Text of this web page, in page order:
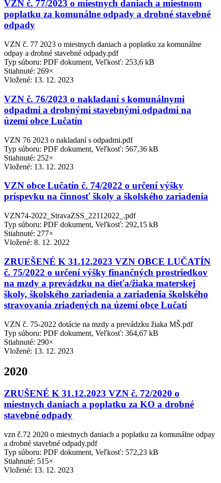
VZN č. 77/2023 o miestnych daniach a miestnom
poplatku za komunálne odpady a drobné stavebné
odpady
VZN č. 77 2023 o miestnych daniach a poplatku za komunálne
odpay a drobné stavebné odpady.pdf
Typ súboru: PDF dokument, Veľkosť: 253,6 kB
Stiahnuté: 269×
Vložené: 13. 12. 2023
VZN č. 76/2023 o nakladaní s komunálnymi
odpadmi a drobnými stavebnými odpadmi na
území obce Lučatín
VZN 76 2023 o nakladaní s odpadmi.pdf
Typ súboru: PDF dokument, Veľkosť: 567,36 kB
Stiahnuté: 252×
Vložené: 13. 12. 2023
VZN obce Lučatín č. 74/2022 o určení výšky
príspevku na činnosť školy a školského zariadenia
VZN74-2022_StravaZSS_22112022_.pdf
Typ súboru: PDF dokument, Veľkosť: 292,15 kB
Stiahnuté: 277×
Vložené: 8. 12. 2022
ZRUEŠENÉ K 31.12.2023 VZN OBCE LUČATÍN
č. 75/2022 o určení výšky finančných prostriedkov
na mzdy a prevádzku na dieťa/žiaka materskej
školy, školského zariadenia a zariadenia školského
stravovania zriadených na území obce Lučatí
VZN č. 75-2022 dotácie na mzdy a prevádzku žiaka MŠ.pdf
Typ súboru: PDF dokument, Veľkosť: 364,67 kB
Stiahnuté: 290×
Vložené: 13. 12. 2023
2020
ZRUŠENÉ K 31.12.2023 VZN č. 72/2020 o
miestnych daniach a poplatku za KO a drobné
stavebné odpady
vzn č.72 2020 o miestnych daniach a poplatku za komunálne odpay
a drobné stavebné odpady.pdf
Typ súboru: PDF dokument, Veľkosť: 572,23 kB
Stiahnuté: 515×
Vložené: 13. 12. 2023